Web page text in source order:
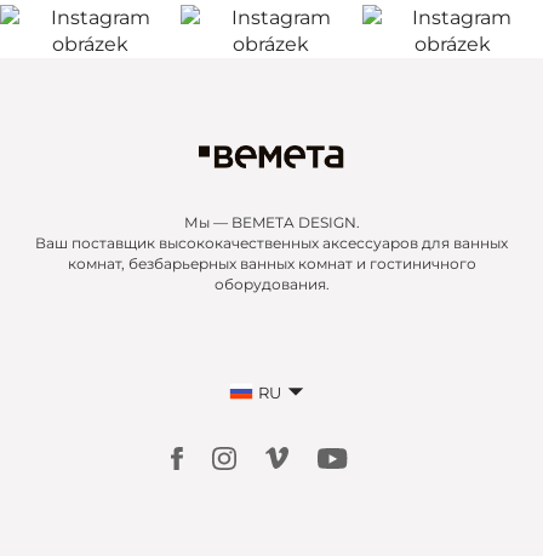
Мы — BEMETA DESIGN.
Ваш поставщик высококачественных аксессуаров для ванных
комнат, безбарьерных ванных комнат и гостиничного
оборудования.
RU